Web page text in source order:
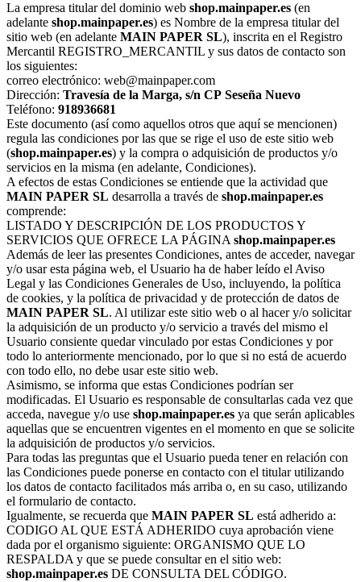
La empresa titular del dominio web shop.mainpaper.es (en
adelante shop.mainpaper.es) es Nombre de la empresa titular del
sitio web (en adelante MAIN PAPER SL), inscrita en el Registro
Mercantil REGISTRO_MERCANTIL y sus datos de contacto son
los siguientes:
correo electrónico: web@mainpaper.com
Dirección: Travesía de la Marga, s/n CP Seseña Nuevo
Teléfono: 918936681
Este documento (así como aquellos otros que aquí se mencionen)
regula las condiciones por las que se rige el uso de este sitio web
(shop.mainpaper.es) y la compra o adquisición de productos y/o
servicios en la misma (en adelante, Condiciones).
A efectos de estas Condiciones se entiende que la actividad que
MAIN PAPER SL desarrolla a través de shop.mainpaper.es
comprende:
LISTADO Y DESCRIPCIÓN DE LOS PRODUCTOS Y
SERVICIOS QUE OFRECE LA PÁGINA shop.mainpaper.es
Además de leer las presentes Condiciones, antes de acceder, navegar
y/o usar esta página web, el Usuario ha de haber leído el Aviso
Legal y las Condiciones Generales de Uso, incluyendo, la política
de cookies, y la política de privacidad y de protección de datos de
MAIN PAPER SL. Al utilizar este sitio web o al hacer y/o solicitar
la adquisición de un producto y/o servicio a través del mismo el
Usuario consiente quedar vinculado por estas Condiciones y por
todo lo anteriormente mencionado, por lo que si no está de acuerdo
con todo ello, no debe usar este sitio web.
Asimismo, se informa que estas Condiciones podrían ser
modificadas. El Usuario es responsable de consultarlas cada vez que
acceda, navegue y/o use shop.mainpaper.es ya que serán aplicables
aquellas que se encuentren vigentes en el momento en que se solicite
la adquisición de productos y/o servicios.
Para todas las preguntas que el Usuario pueda tener en relación con
las Condiciones puede ponerse en contacto con el titular utilizando
los datos de contacto facilitados más arriba o, en su caso, utilizando
el formulario de contacto.
Igualmente, se recuerda que MAIN PAPER SL está adherido a:
CODIGO AL QUE ESTÁ ADHERIDO cuya aprobación viene
dada por el organismo siguiente: ORGANISMO QUE LO
RESPALDA y que se puede consultar en el sitio web:
shop.mainpaper.es DE CONSULTA DEL CÓDIGO.